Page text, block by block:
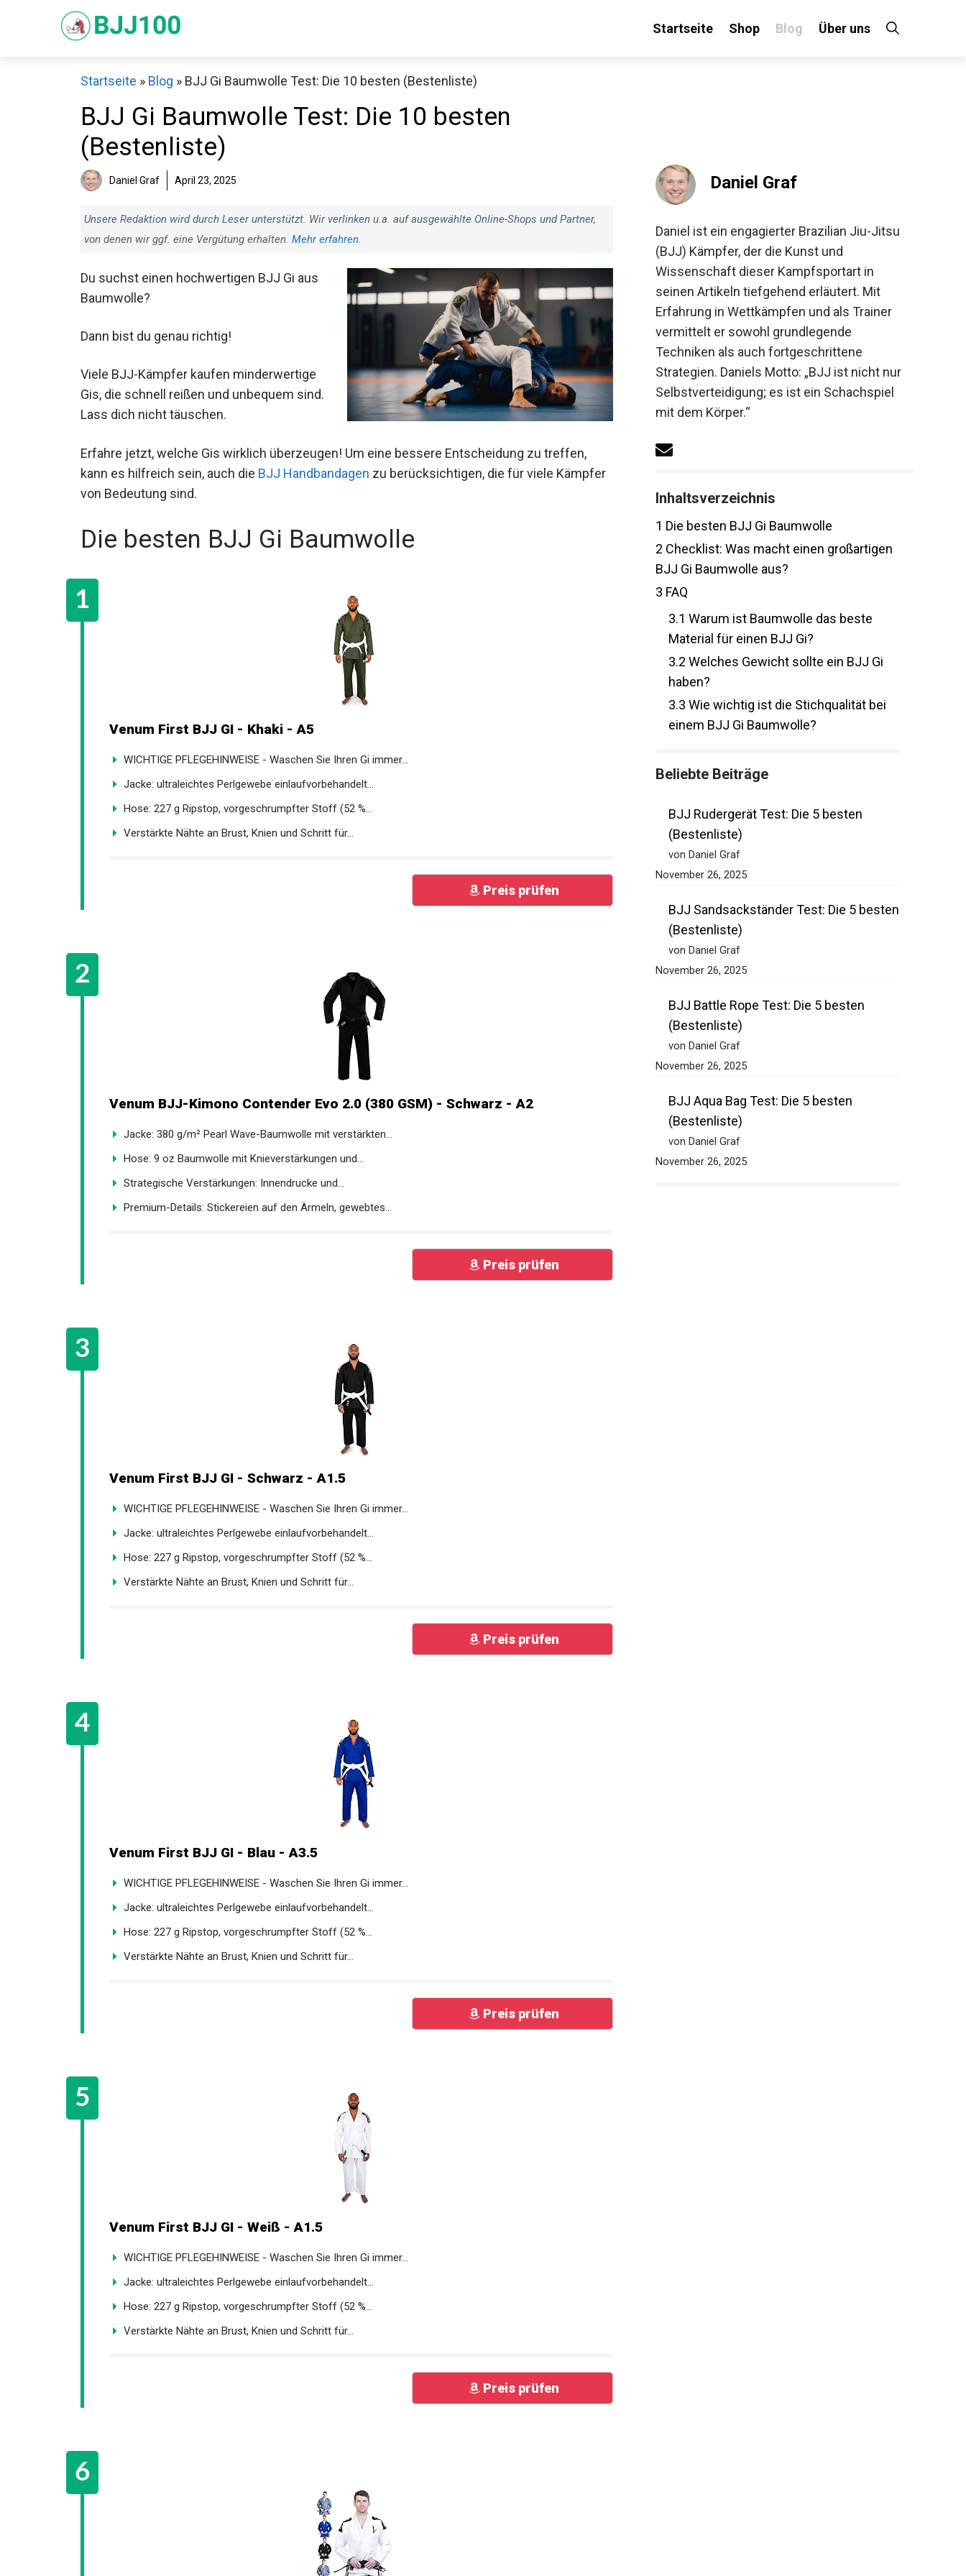
Startseite Shop Blog Über uns
Startseite » Blog » BJJ Gi Baumwolle Test: Die 10 besten (Bestenliste)
BJJ Gi Baumwolle Test: Die 10 besten
(Bestenliste)
Daniel Graf April 23, 2025
Unsere Redaktion wird durch Leser unterstützt. Wir verlinken u.a. auf ausgewählte Online-Shops und Partner,
von denen wir ggf. eine Vergütung erhalten. Mehr erfahren.
Du suchst einen hochwertigen BJJ Gi aus
Baumwolle?
Dann bist du genau richtig!
Viele BJJ-Kämpfer kaufen minderwertige
Gis, die schnell reißen und unbequem sind.
Lass dich nicht täuschen.
Erfahre jetzt, welche Gis wirklich überzeugen! Um eine bessere Entscheidung zu treffen,
kann es hilfreich sein, auch die BJJ Handbandagen zu berücksichtigen, die für viele
Kämpfer von Bedeutung sind.
Die besten BJJ Gi Baumwolle
Venum First BJJ GI - Khaki - A5
WICHTIGE PFLEGEHINWEISE - Waschen Sie Ihren Gi immer...
Jacke: ultraleichtes Perlgewebe einlaufvorbehandelt...
Hose: 227 g Ripstop, vorgeschrumpfter Stoff (52 %...
Verstärkte Nähte an Brust, Knien und Schritt für...
Preis prüfen
Venum BJJ-Kimono Contender Evo 2.0 (380 GSM) - Schwarz - A2
Jacke: 380 g/m² Pearl Wave-Baumwolle mit verstärkten...
Hose: 9 oz Baumwolle mit Knieverstärkungen und...
Strategische Verstärkungen: Innendrucke und...
Premium-Details: Stickereien auf den Ärmeln, gewebtes...
Preis prüfen
Venum First BJJ GI - Schwarz - A1.5
WICHTIGE PFLEGEHINWEISE - Waschen Sie Ihren Gi immer...
Jacke: ultraleichtes Perlgewebe einlaufvorbehandelt...
Hose: 227 g Ripstop, vorgeschrumpfter Stoff (52 %...
Verstärkte Nähte an Brust, Knien und Schritt für...
Preis prüfen
Venum First BJJ GI - Blau - A3.5
WICHTIGE PFLEGEHINWEISE - Waschen Sie Ihren Gi immer...
Jacke: ultraleichtes Perlgewebe einlaufvorbehandelt...
Hose: 227 g Ripstop, vorgeschrumpfter Stoff (52 %...
Verstärkte Nähte an Brust, Knien und Schritt für...
Preis prüfen
Venum First BJJ GI - Weiß - A1.5
WICHTIGE PFLEGEHINWEISE - Waschen Sie Ihren Gi immer...
Jacke: ultraleichtes Perlgewebe einlaufvorbehandelt...
Hose: 227 g Ripstop, vorgeschrumpfter Stoff (52 %...
Verstärkte Nähte an Brust, Knien und Schritt für...
Preis prüfen
Daniel Graf
Daniel ist ein engagierter Brazilian Jiu-Jitsu
(BJJ) Kämpfer, der die Kunst und
Wissenschaft dieser Kampfsportart in
seinen Artikeln tiefgehend erläutert. Mit
Erfahrung in Wettkämpfen und als Trainer
vermittelt er sowohl grundlegende
Techniken als auch fortgeschrittene
Strategien. Daniels Motto: „BJJ ist nicht nur
Selbstverteidigung; es ist ein Schachspiel
mit dem Körper.“
Inhaltsverzeichnis
Die besten BJJ Gi Baumwolle
Checklist: Was macht einen großartigen
BJJ Gi Baumwolle aus?
FAQ
3.1Warum ist Baumwolle das beste
Material für einen BJJ Gi?
3.2Welches Gewicht sollte ein BJJ Gi
haben?
3.3Wie wichtig ist die Stichqualität bei
einem BJJ Gi Baumwolle?
Beliebte Beiträge
BJJ Rudergerät Test: Die 5 besten
(Bestenliste)
von Daniel Graf
November 26, 2025
BJJ Sandsackständer Test: Die 5
besten (Bestenliste)
von Daniel Graf
November 26, 2025
BJJ Battle Rope Test: Die 5 besten
(Bestenliste)
von Daniel Graf
November 26, 2025
BJJ Aqua Bag Test: Die 5 besten
(Bestenliste)
von Daniel Graf
November 26, 2025
Decathlon Sale
Schaue dir jetzt die meistverkauften Produkte im Sale bei Decathlon an!
Jetzt anschauen